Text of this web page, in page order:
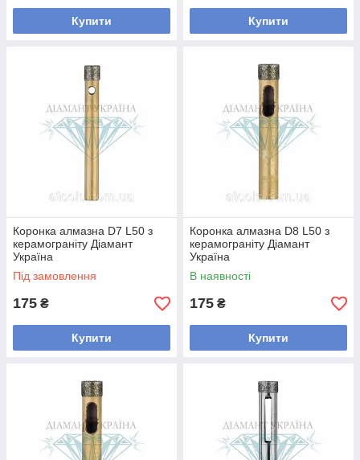
Купити Купити
Коронка алмазна D7 L50 з
керамограніту Діамант
Україна
Під замовлення
175 ₴
Купити
Коронка алмазна D8 L50 з
керамограніту Діамант
Україна
В наявності
175 ₴
Купити